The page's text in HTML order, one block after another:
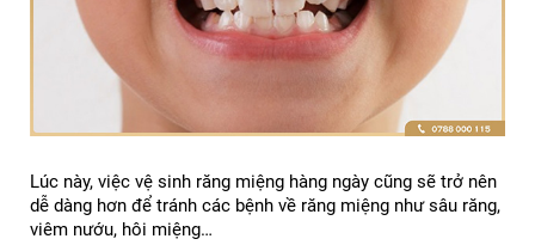
Lúc này, việc vệ sinh răng miệng hàng ngày cũng sẽ trở nên
dễ dàng hơn để tránh các bệnh về răng miệng như sâu răng,
viêm nướu, hôi miệng…